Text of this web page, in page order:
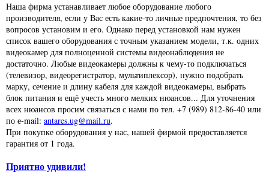
Наша фирма устанавливает любое оборудование любого
производителя, если у Вас есть какие-то личные предпочтения, то без
вопросов установим и его. Однако перед установкой нам нужен
список вашего оборудования с точным указанием модели, т.к. одних
видеокамер для полноценной системы видеонаблюдения не
достаточно. Любые видеокамеры должны к чему-то подключаться
(телевизор, видеорегистратор, мультиплексор), нужно подобрать
марку, сечение и длину кабеля для каждой видеокамеры, выбрать
блок питания и ещё учесть много мелких нюансов... Для уточнения
всех нюансов просим связаться с нами по тел. +7 (989) 812-86-40 или
по е-mail: antares.ug@mail.ru.
При покупке оборудования у нас, нашей фирмой предоставляется
гарантия от 1 года.
Приятно удивили!